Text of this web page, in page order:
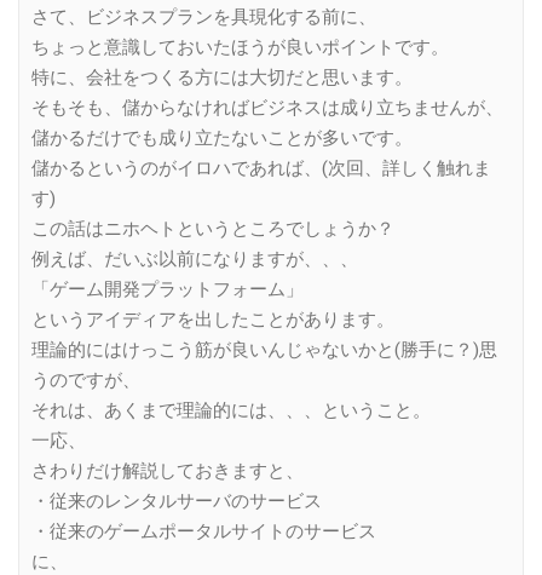
さて、ビジネスプランを具現化する前に、
ちょっと意識しておいたほうが良いポイントです。
特に、会社をつくる方には大切だと思います。
そもそも、儲からなければビジネスは成り立ちませんが、
儲かるだけでも成り立たないことが多いです。
儲かるというのがイロハであれば、(次回、詳しく触れま
す)
この話はニホヘトというところでしょうか？
例えば、だいぶ以前になりますが、、、
「ゲーム開発プラットフォーム」
というアイディアを出したことがあります。
理論的にはけっこう筋が良いんじゃないかと(勝手に？)思
うのですが、
それは、あくまで理論的には、、、ということ。
一応、
さわりだけ解説しておきますと、
・従来のレンタルサーバのサービス
・従来のゲームポータルサイトのサービス
に、